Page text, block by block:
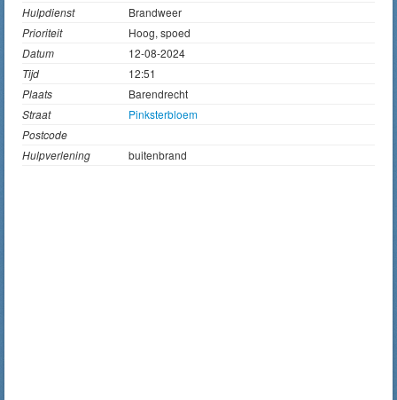
Hulpdienst
Brandweer
Prioriteit
Hoog, spoed
Datum
12-08-2024
Tijd
12:51
Plaats
Barendrecht
Straat
Pinksterbloem
Postcode
Hulpverlening
buitenbrand